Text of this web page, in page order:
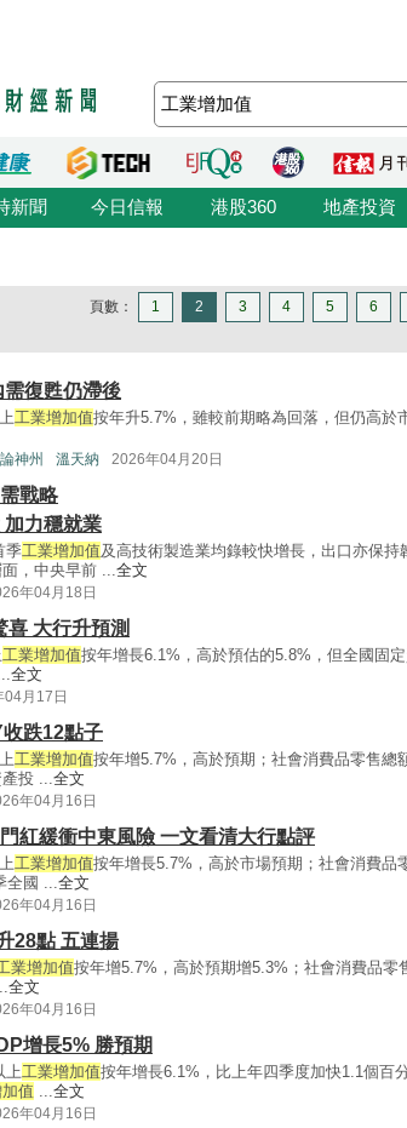
新聞 今日信報 港股360 地產投資
頁數： 1 2 3 4 5 6
復甦仍滯後
工業增加值按年升5.7%，雖較前期略為回落，但仍高於
神州 溫天納 2026年04月20日
戰略
力穩就業
季工業增加值及高技術製造業均錄較快增長，出口亦保持
，中央早前 ...全文
年04月18日
喜 大行升預測
工業增加值按年增長6.1%，高於預估的5.8%，但全國固
全文
月17日
跌12點子
工業增加值按年增5.7%，高於預期；社會消費品零售總
投 ...全文
年04月16日
紅緩衝中東風險 一文看清大行點評
工業增加值按年增長5.7%，高於市場預期；社會消費品
全國 ...全文
年04月16日
28點 五連揚
業增加值按年增5.7%，高於預期增5.3%；社會消費品零
全文
年04月16日
增長5% 勝預期
上工業增加值按年增長6.1%，比上年四季度加快1.1個百
值 ...全文
年04月16日